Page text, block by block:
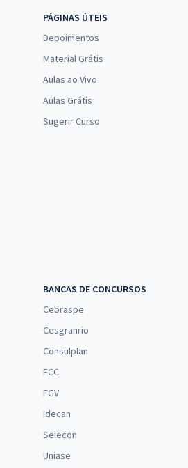
PÁGINAS ÚTEIS
Depoimentos
Material Grátis
Aulas ao Vivo
Aulas Grátis
Sugerir Curso
BANCAS DE CONCURSOS
Cebraspe
Cesgranrio
Consulplan
FCC
FGV
Idecan
Selecon
Uniase